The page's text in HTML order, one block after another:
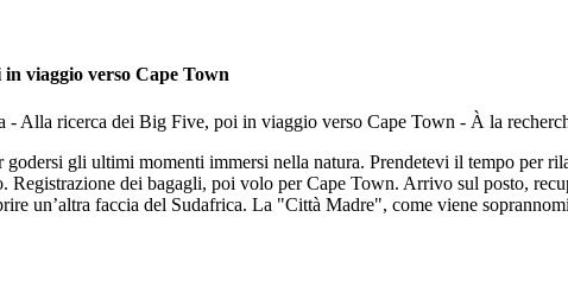
viaggio verso Cape Town
gli ultimi momenti immersi nella natura. Prendetevi il tempo per
Registrazione dei bagagli, poi volo per Cape Town. Arrivo sul posto,
un’altra faccia del Sudafrica. La "Città Madre", come viene